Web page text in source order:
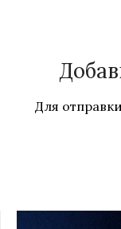
Для